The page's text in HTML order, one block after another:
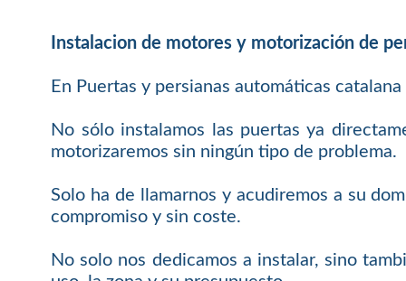
Instalacion de motores y motorización de
En Puertas y persianas automáticas
No sólo instalamos las puertas ya
motorizaremos sin ningún tipo de problema.
Solo ha de llamarnos y acudiremos a su
compromiso y sin coste.
No solo nos dedicamos a instalar, sino